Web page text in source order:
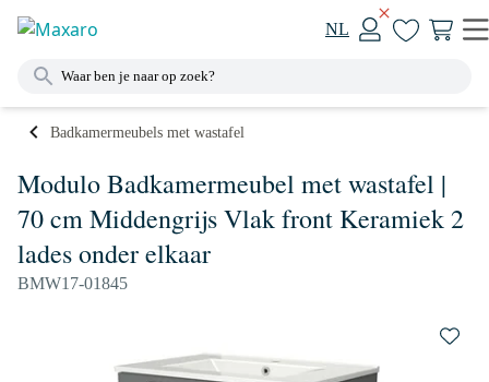
NL
Badkamermeubels met wastafel
Modulo Badkamermeubel met wastafel |
70 cm Middengrijs Vlak front Keramiek 2
lades onder elkaar
BMW17-01845